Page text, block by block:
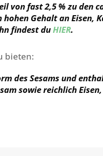
von fast 2,5 % zu den
Gehalt an Eisen,
findest duHIER.
bieten:
des Sesams und
sowie reichlich